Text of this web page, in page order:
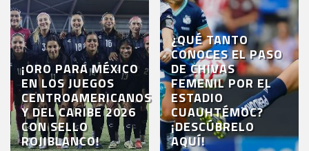
¡ORO PARA MÉXICO
EN LOS JUEGOS
CENTROAMERICANOS
Y DEL CARIBE 2026
CON SELLO
ROJIBLANCO!
¿QUÉ TANTO
CONOCES EL PASO
DE CHIVAS
FEMENIL POR EL
ESTADIO
CUAUHTÉMOC?
¡DESCÚBRELO
AQUÍ!